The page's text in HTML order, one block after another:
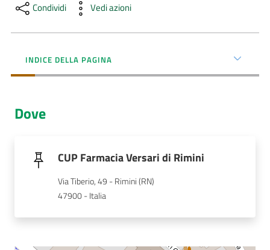
Luoghi
di
Menu selezionato
AUSL
Dedicato
Condividi Vedi azioni
INDICE DELLA PAGINA
Dove
CUP Farmacia Versari di Rimini
Via Tiberio, 49 - Rimini (RN)
47900 - Italia